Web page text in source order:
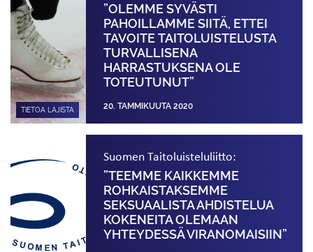
TIETOA LAJISTA
”OLEMME SYVÄSTI
PAHOILLAMME SIITÄ, ETTEI
TAVOITE TAITOLUISTELUSTA
TURVALLISENA
HARRASTUKSENA OLE
TOTEUTUNUT”
20. TAMMIKUUTA 2020
Suomen Taitoluisteluliitto:
”TEEMME KAIKKEMME
ROHKAISTAKSEMME
SEKSUAALISTA AHDISTELUA
KOKENEITA OLEMAAN
YHTEYDESSÄ VIRANOMAISIIN”